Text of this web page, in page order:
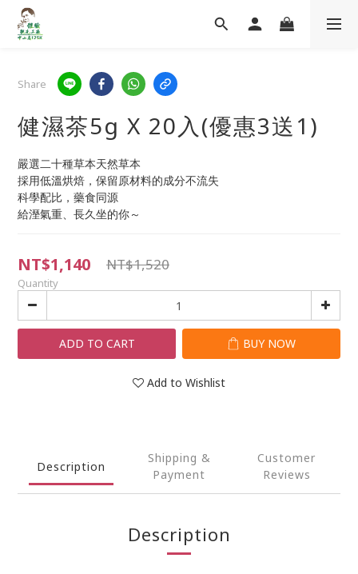
Share
健濕茶5g X 20入(優惠3送1)
嚴選二十種草本天然草本
採用低溫烘焙，保留原材料的成分不流失
科學配比，藥食同源
給溼氣重、長久坐的你～
NT$1,140 NT$1,520
Quantity
ADD TO CART BUY NOW
Add to Wishlist
Description
Shipping &
Payment
Customer
Reviews
Description